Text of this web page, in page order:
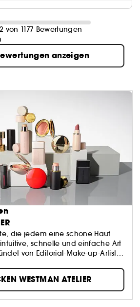
von 1177 Bewertungen
anzeigen
die jedem eine schöne Haut
schnelle und einfache Art
von Editorial-Make-up-Artist
die Beauty-Marke
Pigmente mit nährenden,
und sicheren
ergibt sich ein völlig neues
mühelos eine beeindruckend
WESTMAN ATELIER